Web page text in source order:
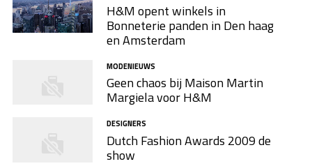
H&M opent winkels in
Bonneterie panden in Den haag
en Amsterdam
MODENIEUWS
Geen chaos bij Maison Martin
Margiela voor H&M
DESIGNERS
Dutch Fashion Awards 2009 de
show